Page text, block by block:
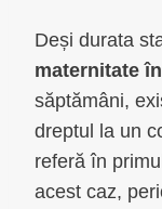
Deși durata
maternitate
săptămâni,
dreptul la un
referă în
acest caz,